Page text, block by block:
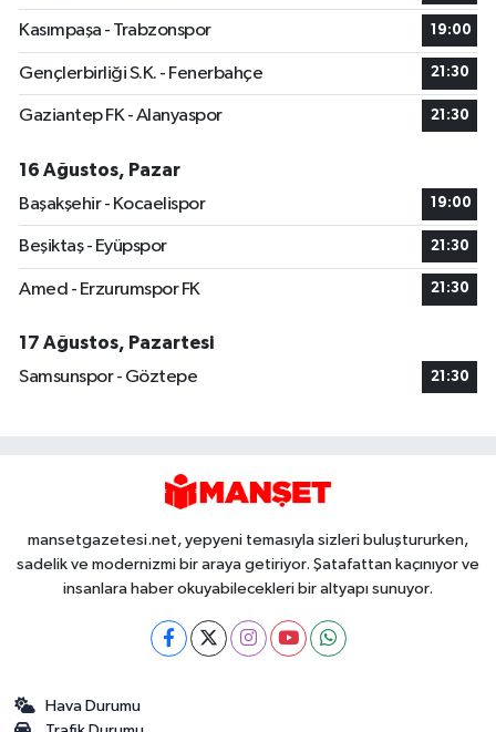
Kasımpaşa - Trabzonspor 19:00
Gençlerbirliği S.K. - Fenerbahçe 21:30
Gaziantep FK - Alanyaspor 21:30
16 Ağustos, Pazar
Başakşehir - Kocaelispor
19:00
Beşiktaş - Eyüpspor 21:30
Amed - Erzurumspor FK 21:30
17 Ağustos, Pazartesi
Samsunspor - Göztepe
21:30
mansetgazetesi.net, yepyeni temasıyla sizleri buluştururken,
sadelik ve modernizmi bir araya getiriyor. Şatafattan kaçınıyor ve
insanlara haber okuyabilecekleri bir altyapı sunuyor.
Hava Durumu